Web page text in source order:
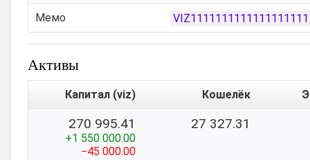
Мемо
Активы
Капитал (viz) Кошелёк
270 995.41
+1 550 000.00
−45 000.00
27 327.31